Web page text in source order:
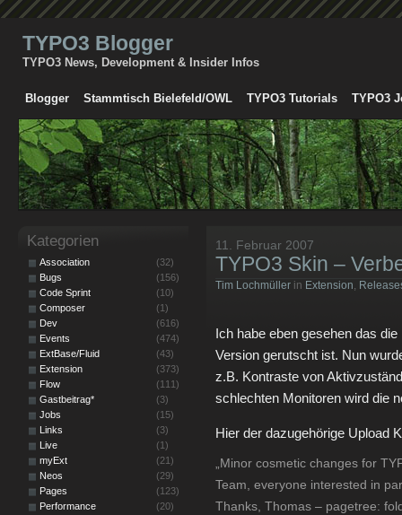
TYPO3 Blogger
TYPO3 News, Development & Insider Infos
Blogger Stammtisch Bielefeld/OWL TYPO3 Tutorials TYPO3
11. Februar 2007
TYPO3 Skin –
Tim Lochmüller in Extension,
Ich habe eben gesehen das
Version gerutscht ist. Nun
z.B. Kontraste von
schlechten Monitoren wird die
Hier der dazugehörige Upload
„Minor cosmetic changes for
Team, everyone interested in
Thanks, Thomas – pagetree:
Kategorien
Association
(32)
Bugs
(156)
Code Sprint
(10)
Composer
(1)
Dev
(616)
Events
(474)
ExtBase/Fluid
(43)
Extension
(373)
Flow
(111)
Gastbeitrag*
(3)
Jobs
(15)
Links
(3)
Live
(1)
myExt
(21)
Neos
(29)
Pages
(123)
Performance
(20)